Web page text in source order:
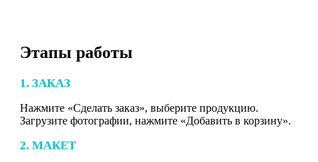
Этапы работы
1. ЗАКАЗ
Нажмите «Сделать заказ», выберите продукцию.
Загрузите фотографии, нажмите «Добавить в корзину».
2. МАКЕТ